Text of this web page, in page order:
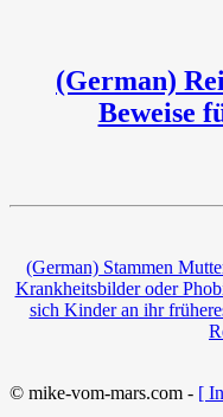
(German)
Beweise
(German) Stammen
Krankheitsbilder oder
sich Kinder an ihr
© mike-vom-mars.com - [